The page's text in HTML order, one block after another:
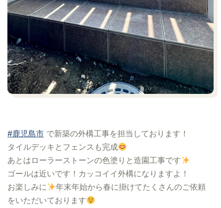
#鹿児島市 で新築の外構工事を担当しております！
タイルデッキとフェンスも完成
あとはローラーストーンの色塗りと造園工事です
ゴールは近いです！ カッコイイ外構になりますよ！
お楽しみに
年末年始から春に掛けてたくさんのご依頼
をいただいております